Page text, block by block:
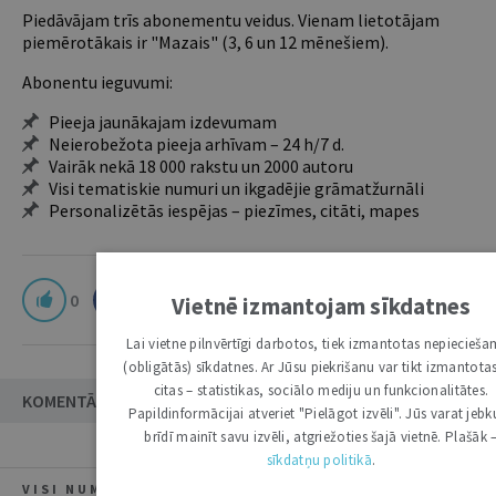
Piedāvājam trīs abonementu veidus. Vienam lietotājam
piemērotākais ir "Mazais" (3, 6 un 12 mēnešiem).
Abonentu ieguvumi:
Pieeja jaunākajam izdevumam
Neierobežota pieeja arhīvam – 24 h/7 d.
Vairāk nekā 18 000 rakstu un 2000 autoru
Visi tematiskie numuri un ikgadējie grāmatžurnāli
Personalizētās iespējas – piezīmes, citāti, mapes
0
KOMENTĀRI
VISI NUMURA RAKSTI
Vietnē izmantojam sīkdatnes
Lai vietne pilnvērtīgi darbotos, tiek izmantotas
(obligātās) sīkdatnes. Ar Jūsu piekrišanu var tikt
citas – statistikas, sociālo mediju un funkcionalitātes.
Papildinformācijai atveriet "Pielāgot izvēli". Jūs varat
brīdī mainīt savu izvēli, atgriežoties šajā vietnē. Plašāk
sīkdatņu politikā.